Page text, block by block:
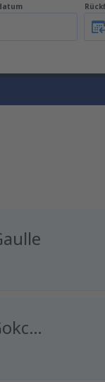
Istanbul Sabiha Gokcen